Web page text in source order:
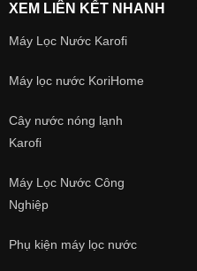
XEM LIÊN KẾT NHANH
Máy Lọc Nước Karofi
Máy lọc nước KoriHome
Cây nước nóng lạnh
Karofi
Máy Lọc Nước Công
Nghiệp
Phụ kiện máy lọc nước